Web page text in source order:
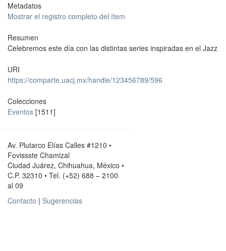
Metadatos
Mostrar el registro completo del ítem
Resumen
Celebremos este día con las distintas series inspiradas en el Jazz
URI
https://comparte.uacj.mx/handle/123456789/596
Colecciones
Eventos [1511]
Av. Plutarco Elías Calles #1210 •
Fovissste Chamizal
Ciudad Juárez, Chihuahua, México •
C.P. 32310 • Tel. (+52) 688 – 2100
al 09
Contacto | Sugerencias